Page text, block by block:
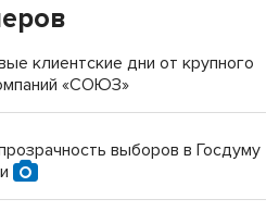
клиентские дни от крупного
«СОЮЗ»
выборов в Госдуму